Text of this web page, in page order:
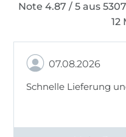
Note 4.87 / 5 aus
12
07.08.2026
Schnelle Lieferung